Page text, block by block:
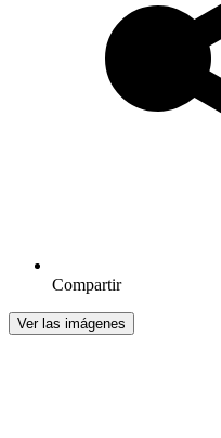
Compartir
Ver las imágenes